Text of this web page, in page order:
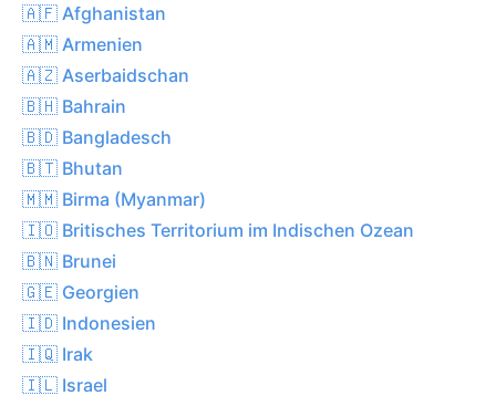
🇦🇫 Afghanistan
🇦🇲 Armenien
🇦🇿 Aserbaidschan
🇧🇭 Bahrain
🇧🇩 Bangladesch
🇧🇹 Bhutan
🇲🇲 Birma (Myanmar)
🇮🇴 Britisches Territorium im Indischen Ozean
🇧🇳 Brunei
🇬🇪 Georgien
🇮🇩 Indonesien
🇮🇶 Irak
🇮🇱 Israel